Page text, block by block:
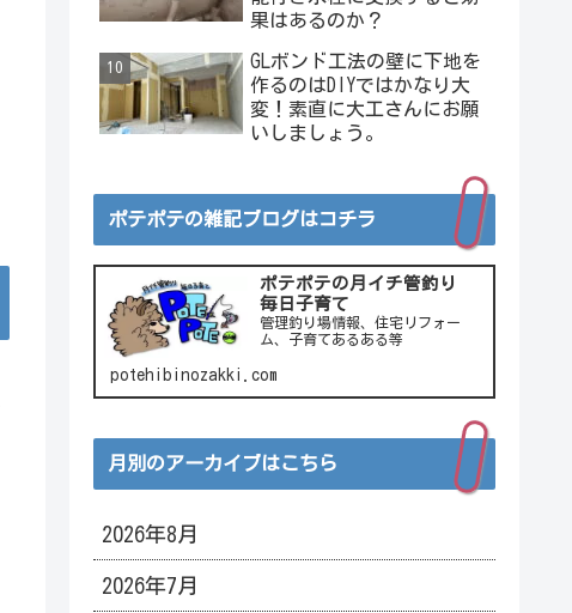
果はあるのか？
GLボンド工法の壁に下地を
作るのはDIYではかなり大
変！素直に大工さんにお願
いしましょう。
ポテポテの雑記ブログはコチラ
ポテポテの月イチ管釣り
毎日子育て
管理釣り場情報、住宅リフォー
ム、子育てあるある等
potehibinozakki.com
月別のアーカイブはこちら
2026年8月
2026年7月